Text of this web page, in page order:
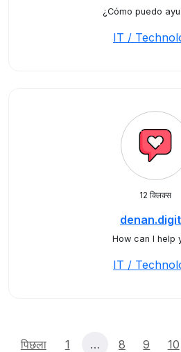
¿Cómo puedo
IT /
12 क्लिक्स
How can I help
IT /
पिछला 1 … 8 9 10